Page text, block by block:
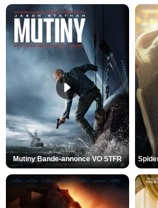
Mutiny Bande-annonce VO STFR